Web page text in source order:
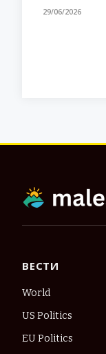
29/06/2026
ВЕСТИ
World
US Politics
EU Politics